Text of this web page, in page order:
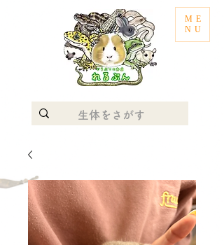
ME
NU